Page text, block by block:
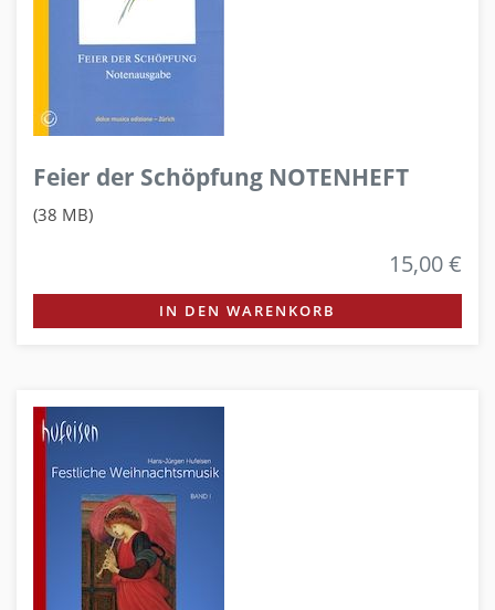
Feier der Schöpfung NOTENHEFT
(38 MB)
15,00 €
IN DEN WARENKORB